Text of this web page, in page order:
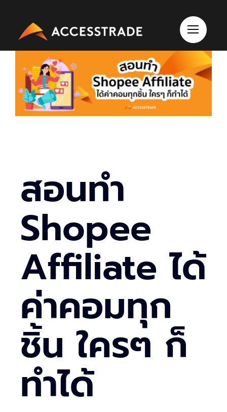
content
สอนทำ
Shopee
Affiliate ได้
ค่าคอมทุก
ชิ้น ใครๆ ก็
ทำได้